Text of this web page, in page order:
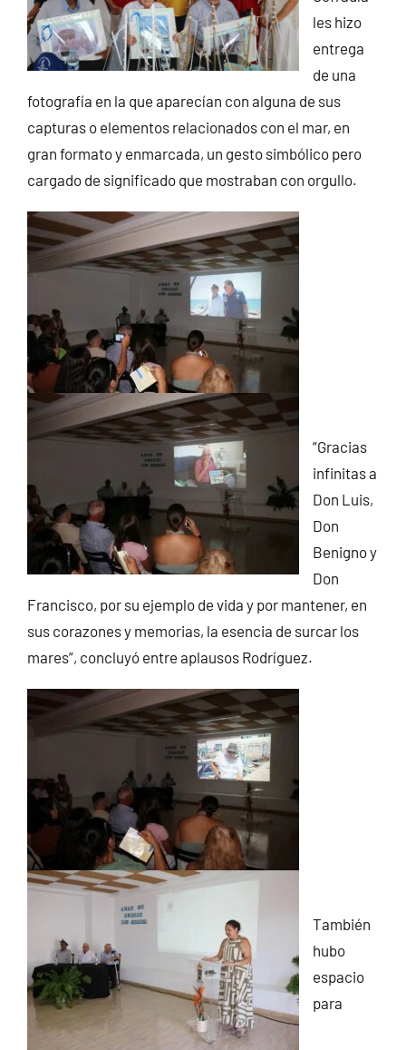
les hizo
entrega
de una
fotografía en la que aparecían con alguna de sus
capturas o elementos relacionados con el mar, en
gran formato y enmarcada, un gesto simbólico pero
cargado de significado que mostraban con orgullo.
“Gracias
infinitas a
Don Luis,
Don
Benigno y
Don
Francisco, por su ejemplo de vida y por mantener, en
sus corazones y memorias, la esencia de surcar los
mares”, concluyó entre aplausos Rodríguez.
También
hubo
espacio
para